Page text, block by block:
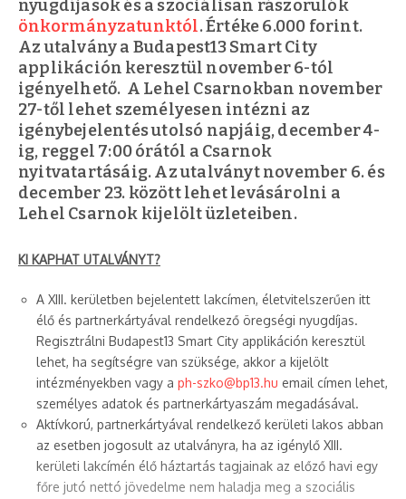
nyugdíjasok és a szociálisan rászorulók
önkormányzatunktól. Értéke 6.000 forint.
Az utalvány a Budapest13 Smart City
applikáción keresztül november 6-tól
igényelhető. A Lehel Csarnokban november
27-től lehet személyesen intézni az
igénybejelentés utolsó napjáig, december 4-
ig, reggel 7:00 órától a Csarnok
nyitvatartásáig. Az utalványt november 6. és
december 23. között lehet levásárolni a
Lehel Csarnok kijelölt üzleteiben.
KI KAPHAT UTALVÁNYT?
A XIII. kerületben bejelentett lakcímen, életvitelszerűen itt
élő és partnerkártyával rendelkező öregségi nyugdíjas.
Regisztrálni Budapest13 Smart City applikáción keresztül
lehet, ha segítségre van szüksége, akkor a kijelölt
intézményekben vagy a ph-szko@bp13.hu email címen lehet,
személyes adatok és partnerkártyaszám megadásával.
Aktívkorú, partnerkártyával rendelkező kerületi lakos abban
az esetben jogosult az utalványra, ha az igénylő XIII.
kerületi lakcímén élő háztartás tagjainak az előző havi egy
főre jutó nettó jövedelme nem haladja meg a szociális